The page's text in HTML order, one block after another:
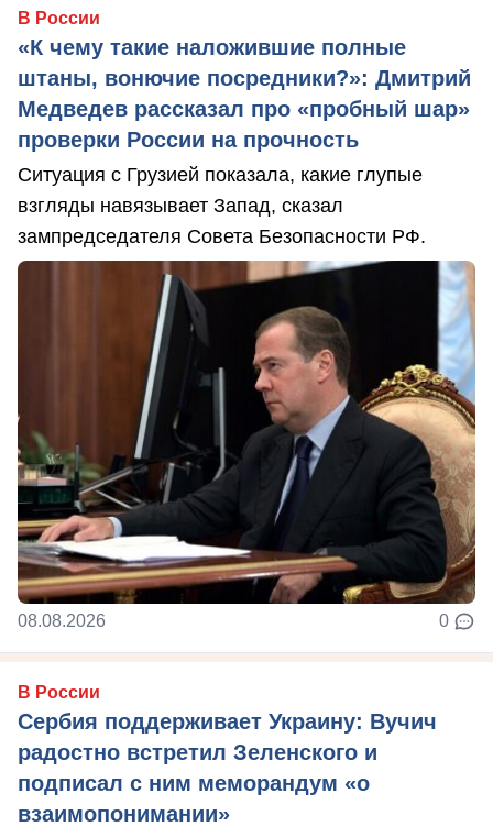
В России
«К чему такие наложившие полные
штаны, вонючие посредники?»: Дмитрий
Медведев рассказал про «пробный шар»
проверки России на прочность
Ситуация с Грузией показала, какие глупые
взгляды навязывает Запад, сказал
зампредседателя Совета Безопасности РФ.
08.08.2026 0
В России
Сербия поддерживает Украину: Вучич
радостно встретил Зеленского и
подписал с ним меморандум «о
взаимопонимании»